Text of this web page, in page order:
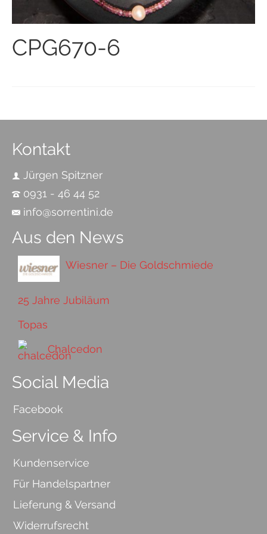
CPG670-6
Kontakt
Jürgen Spitzner
0931 - 46 44 52
info@sorrentini.de
Aus den News
Wiesner – Die Goldschmiede
25 Jahre Jubiläum
Topas
Chalcedon
Social Media
Facebook
Service & Info
Kundenservice
Für Handelspartner
Lieferung & Versand
Widerrufsrecht